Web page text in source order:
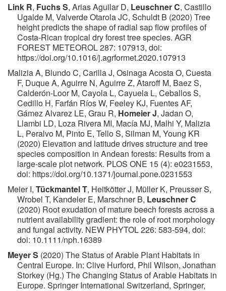
Link R, Fuchs S, Arias Aguilar D, Leuschner C, Castillo
Ugalde M, Valverde Otarola JC, Schuldt B (2020) Tree
height predicts the shape of radial sap flow profiles of
Costa-Rican tropical dry forest tree species. AGR
FOREST METEOROL 287: 107913, doi:
https://doi.org/10.1016/j.agrformet.2020.107913
Malizia A, Blundo C, Carilla J, Osinaga Acosta O, Cuesta
F, Duque A, Aguirre N, Aguirre Z, Ataroff M, Baez S,
Calderón-Loor M, Cayola L, Cayuela L, Ceballos S,
Cedillo H, Farfán Ríos W, Feeley KJ, Fuentes AF,
Gámez Alvarez LE, Grau R, Homeier J, Jadan O,
Llambi LD, Loza Rivera MI, Macía MJ, Malhi Y, Malizia
L, Peralvo M, Pinto E, Tello S, Silman M, Young KR
(2020) Elevation and latitude drives structure and tree
species composition in Andean forests: Results from a
large-scale plot network. PLOS ONE 15 (4): e0231553,
doi: https://doi.org/10.1371/journal.pone.0231553
Meier I, Tückmantel T, Heitkötter J, Müller K, Preusser S,
Wrobel T, Kandeler E, Marschner B, Leuschner C
(2020) Root exudation of mature beech forests across a
nutrient availability gradient: the role of root morphology
and fungal activity. NEW PHYTOL 226: 583-594, doi:
doi: 10.1111/nph.16389
Meyer S (2020) The Status of Arable Plant Habitats in
Central Europe. In: Clive Hurford, Phil Wilson, Jonathan
Storkey (Hg.) The Changing Status of Arable Habitats in
Europe. Springer International Switzerland, Springer,